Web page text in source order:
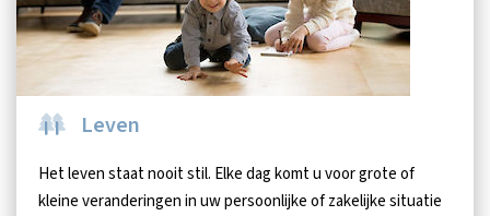
Leven
Het leven staat nooit stil. Elke dag komt u voor grote of
kleine veranderingen in uw persoonlijke of zakelijke situatie